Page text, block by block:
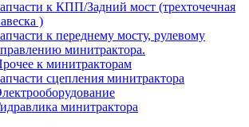
к КПП/Задний мост (трехточечная
)
к переднему мосту, рулевому
минитрактора.
к минитракторам
сцепления минитрактора
минитрактора